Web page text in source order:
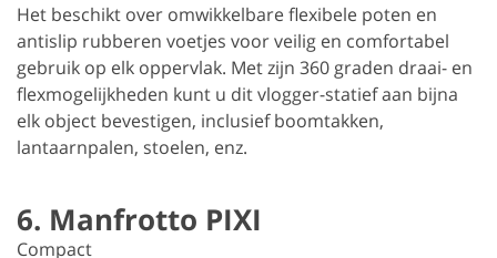
Het beschikt over omwikkelbare flexibele poten en
antislip rubberen voetjes voor veilig en comfortabel
gebruik op elk oppervlak. Met zijn 360 graden draai- en
flexmogelijkheden kunt u dit vlogger-statief aan bijna
elk object bevestigen, inclusief boomtakken,
lantaarnpalen, stoelen, enz.
6. Manfrotto PIXI
Compact